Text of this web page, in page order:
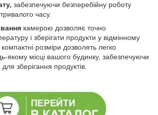
забезпечуючи безперебійну роботу
часу.
камерою дозволяє точно
і зберігати продукти у відмінному
компактні розміри дозволять легко
якому місці вашого будинку, забезпечуючи
зберігання продуктів.